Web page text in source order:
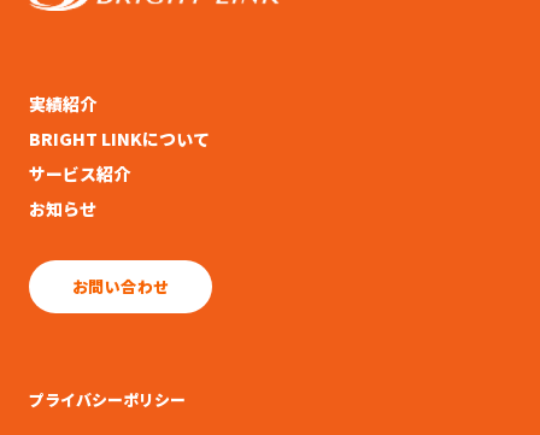
実績紹介
BRIGHT LINKについて
サービス紹介
お知らせ
お問い合わせ
プライバシーポリシー